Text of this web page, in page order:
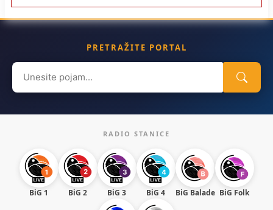
PRETRAŽITE PORTAL
Search
for:
RADIO STANICE
BiG 1 BiG 2 BiG 3 BiG 4 BiG Balade BiG Folk